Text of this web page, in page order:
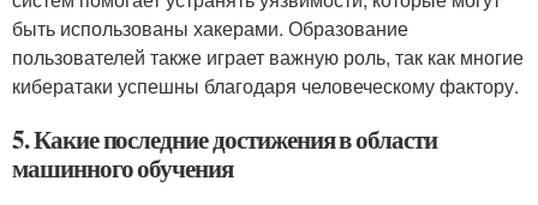
быть использованы хакерами. Образование
пользователей также играет важную роль, так как многие
кибератаки успешны благодаря человеческому фактору.
5. Какие последние достижения в области
машинного обучения